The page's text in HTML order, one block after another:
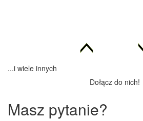
...i wiele innych
Dołącz do nich!
Masz pytanie?